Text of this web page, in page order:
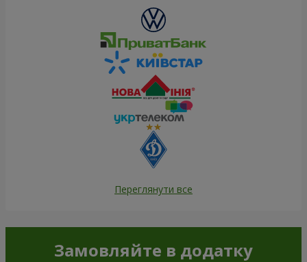
Переглянути все
Замовляйте в додатку